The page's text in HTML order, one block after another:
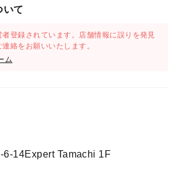
いて
者登録されています。店舗情報に誤りを発見
絡をお願いいたします。
ム
6-14Expert Tamachi 1F